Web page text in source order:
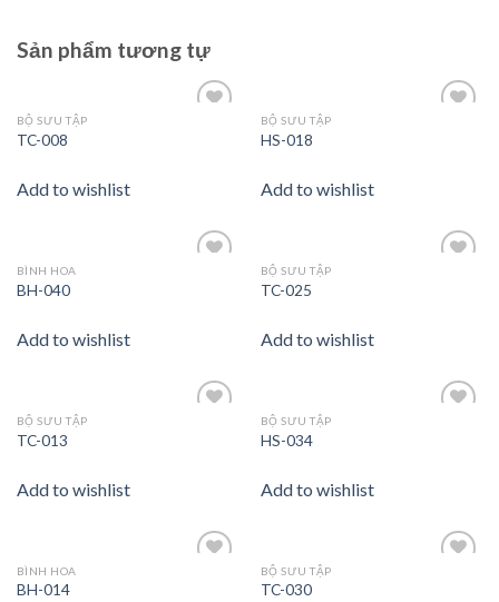
Sản phẩm tương tự
BỘ SƯU TẬP
TC-008
Add to wishlist
BỘ SƯU TẬP
HS-018
Add to wishlist
BÌNH HOA
BH-040
Add to wishlist
BỘ SƯU TẬP
TC-025
Add to wishlist
BỘ SƯU TẬP
TC-013
Add to wishlist
BỘ SƯU TẬP
HS-034
Add to wishlist
BÌNH HOA
BH-014
BỘ SƯU TẬP
TC-030